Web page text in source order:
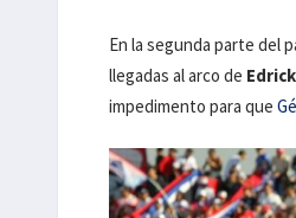
En la segunda parte del
llegadas al arco de
impedimento para que